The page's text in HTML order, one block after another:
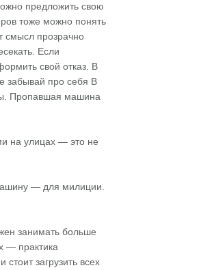
предложить свою
тоже можно понять
смысл прозрачно
Если
свой отказ. В
забывай про себя В
Пропавшая машина
на улицах — это не
— для милиции.
занимать больше
— практика
загрузить всех